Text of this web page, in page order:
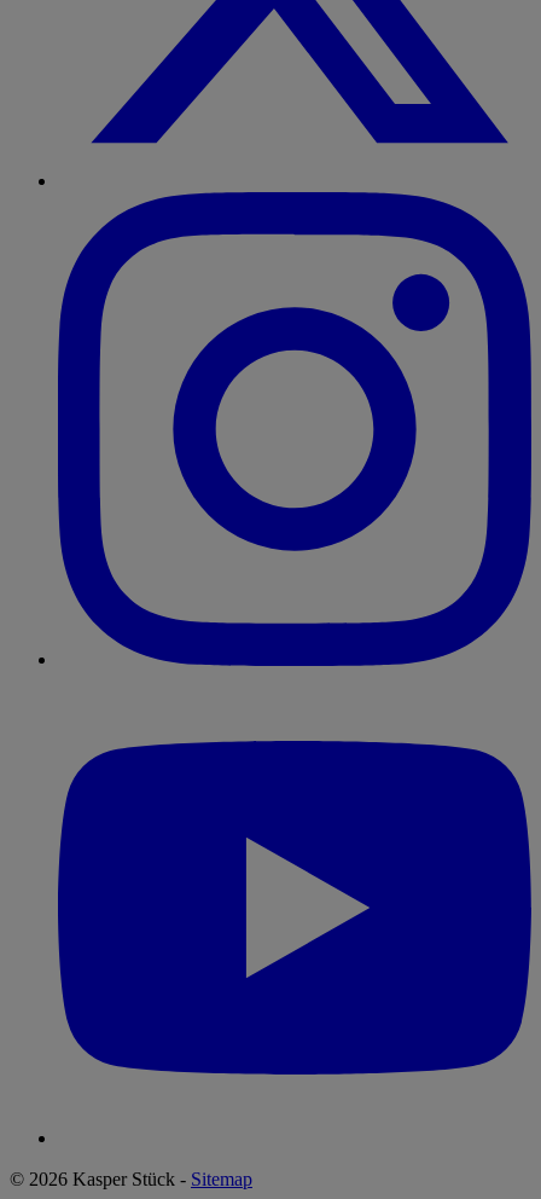
© 2026 Kasper Stück - Sitemap